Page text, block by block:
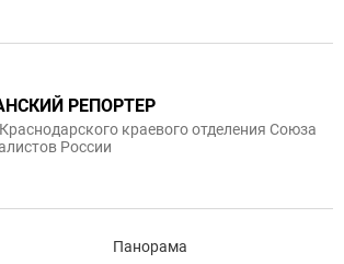
РЕПОРТЕР
краевого отделения Союза
России
Панорама